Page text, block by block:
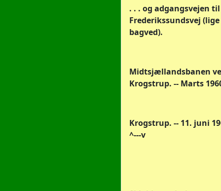
. . . og adgangsvejen til
Frederikssundsvej (lige
bagved).
Midtsjællandsbanen
Krogstrup. -- Marts
Krogstrup. -- 11. juni
^---v